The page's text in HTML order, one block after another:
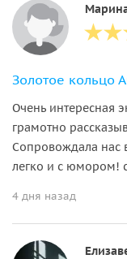
Золотое кольцо
Очень интересная
грамотно
Сопровождала нас
легко и с юмором!
4 дня назад